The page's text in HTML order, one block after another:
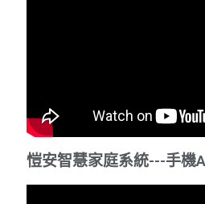
愷安智慧家庭系統---手機